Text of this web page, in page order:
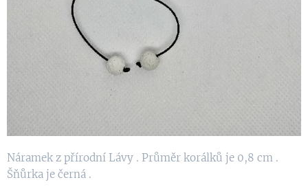
Náramek z přírodní Lávy . Průměr korálků je 0,8 cm .
Šňůrka je černá .